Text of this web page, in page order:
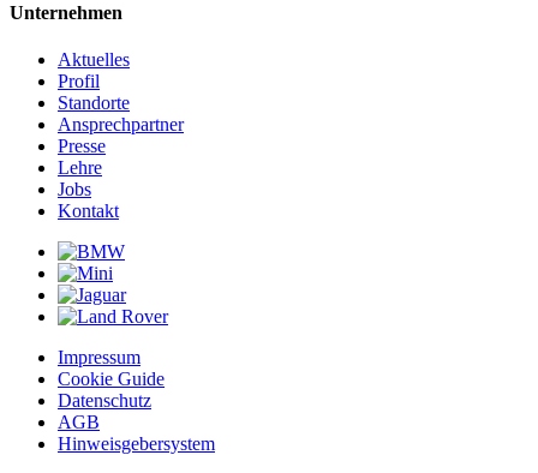
Unternehmen
Aktuelles
Profil
Standorte
Ansprechpartner
Presse
Lehre
Jobs
Kontakt
Impressum
Cookie Guide
Datenschutz
AGB
Hinweisgebersystem